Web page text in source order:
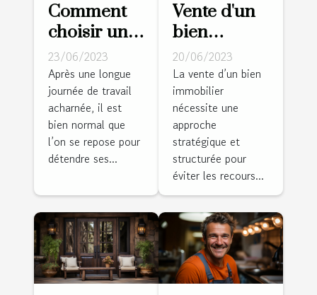
Comment
choisir une
bonne
housse de
couette
pour son
confort ?
23/06/2023
Après une longue
journée de travail
acharnée, il est
bien normal que
l’on se repose pour
détendre ses...
Vente d'un
bien
immobilier :
diagnostic
d'une vente
appréciable
?
20/06/2023
La vente d’un bien
immobilier
nécessite une
approche
stratégique et
structurée pour
éviter les recours...